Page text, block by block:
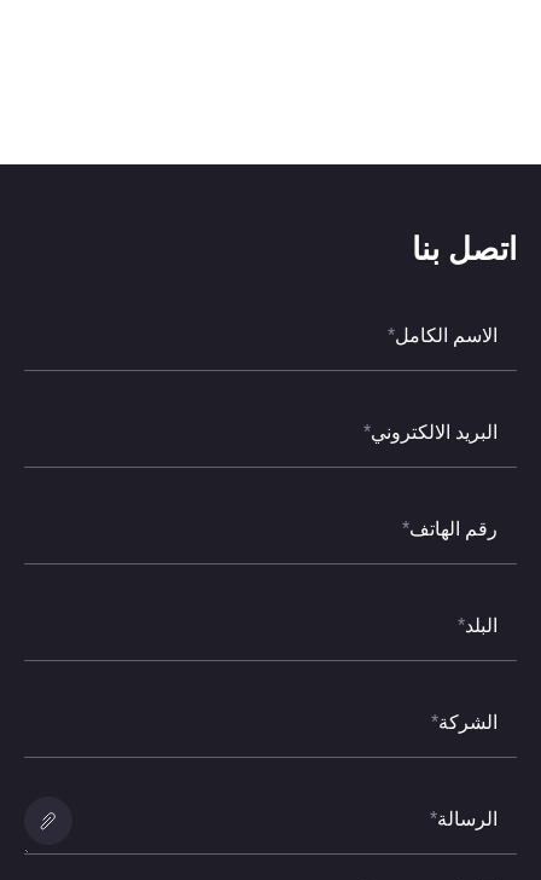
اتصل بنا
الاسم الكامل*
البريد الالكتروني*
رقم الهاتف*
البلد*
الشركة*
الرسالة*
إضافة